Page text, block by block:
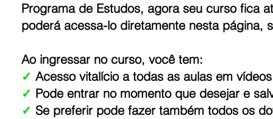
Programa de Estudos, agora seu curso fica
poderá acessa-lo diretamente nesta página,
Ao ingressar no curso, você tem:
✓ Acesso vitalício a todas as aulas em
✓ Pode entrar no momento que desejar e
✓ Se preferir pode fazer também todos os